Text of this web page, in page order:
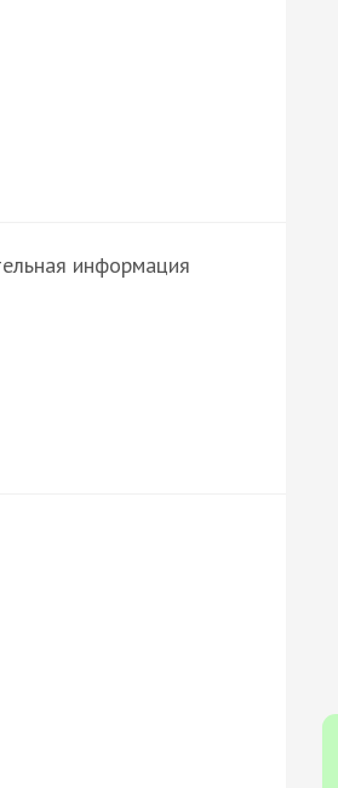
информация